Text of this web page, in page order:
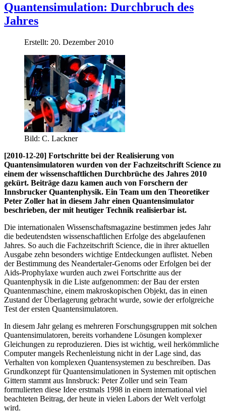
Quantensimulation: Durchbruch des
Jahres
Erstellt: 20. Dezember 2010
Bild: C. Lackner
[2010-12-20] Fortschritte bei der Realisierung von
Quantensimulatoren wurden von der Fachzeitschrift Science zu
einem der wissenschaftlichen Durchbrüche des Jahres 2010
gekürt. Beiträge dazu kamen auch von Forschern der
Innsbrucker Quantenphysik. Ein Team um den Theoretiker
Peter Zoller hat in diesem Jahr einen Quantensimulator
beschrieben, der mit heutiger Technik realisierbar ist.
Die internationalen Wissenschaftsmagazine bestimmen jedes Jahr
die bedeutendsten wissenschaftlichen Erfolge des abgelaufenen
Jahres. So auch die Fachzeitschrift Science, die in ihrer aktuellen
Ausgabe zehn besonders wichtige Entdeckungen auflistet. Neben
der Bestimmung des Neandertaler-Genoms oder Erfolgen bei der
Aids-Prophylaxe wurden auch zwei Fortschritte aus der
Quantenphysik in die Liste aufgenommen: der Bau der ersten
Quantenmaschine, einem makroskopischen Objekt, das in einen
Zustand der Überlagerung gebracht wurde, sowie der erfolgreiche
Test der ersten Quantensimulatoren.
In diesem Jahr gelang es mehreren Forschungsgruppen mit solchen
Quantensimulatoren, bereits vorhandene Lösungen komplexer
Gleichungen zu reproduzieren. Dies ist wichtig, weil herkömmliche
Computer mangels Rechenleistung nicht in der Lage sind, das
Verhalten von komplexen Quantensystemen zu beschreiben. Das
Grundkonzept für Quantensimulationen in Systemen mit optischen
Gittern stammt aus Innsbruck: Peter Zoller und sein Team
formulierten diese Idee erstmals 1998 in einem international viel
beachteten Beitrag, der heute in vielen Labors der Welt verfolgt
wird.